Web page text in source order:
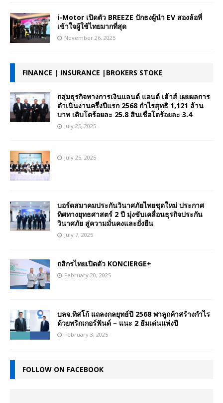
i-Motor เปิดตัว BREEZE ปักธงผู้นำ EV สองล้อที่
เข้าใจผู้ใช้ไทยมากที่สุด
November 26, 2025
FINANCE | INSURANCE |BROKERS STOKE
กลุ่มธุรกิจทางการเงินแลนด์ แอนด์ เฮ้าส์ เผยผลการ
ดำเนินงานครึ่งปีแรก 2568 กำไรสุทธิ 1,121 ล้าน
บาท เติบโตร้อยละ 25.8 สินเชื่อโตร้อยละ 3.4
July 25, 2025
July 25, 2025
บอร์ดสมาคมประกันวินาศภัยไทยชุดใหม่ ประกาศ
ทิศทางยุทธศาสตร์ 2 ปี มุ่งขับเคลื่อนธุรกิจประกัน
วินาศภัย สู่ความมั่นคงและยั่งยืน
July 7, 2025
กสิกรไทยเปิดตัว KONCIERGE+
February 20, 2025
บลจ.ทิสโก้ แถลงกลยุทธ์ปี 2568 พาลูกค้าสร้างกำไร
ด้วยทริกเกอร์ฟันด์ – แนะ 2 ธีมเด่นแห่งปี
February 3, 2025
FOLLOW ON FACEBOOK